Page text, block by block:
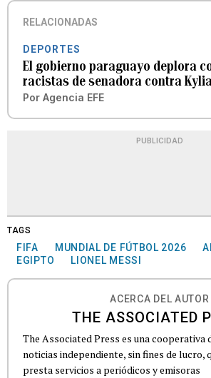
RELACIONADAS
DEPORTES
El gobierno paraguayo deplora
racistas de senadora contra
Por Agencia EFE
PUBLICIDAD
TAGS
FIFA MUNDIAL DE FÚTBOL 2026
EGIPTO
LIONEL MESSI
ACERCA DEL AUTOR
THE ASSOCIATED
The Associated Press es una cooperativa
noticias independiente, sin fines de lucro,
presta servicios a periódicos y emisoras